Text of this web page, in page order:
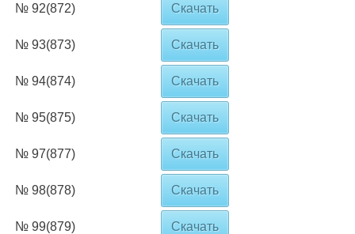
№ 92(872) Скачать
№ 93(873) Скачать
№ 94(874) Скачать
№ 95(875) Скачать
№ 97(877) Скачать
№ 98(878) Скачать
№ 99(879) Скачать